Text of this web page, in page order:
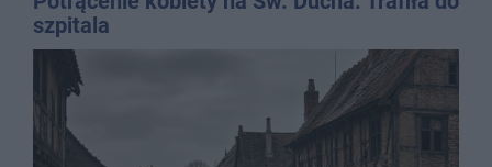
szpitala